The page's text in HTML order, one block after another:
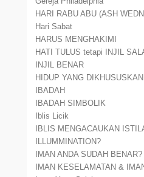
HARI RABU ABU (ASH
Hari Sabat
HARUS MENGHAKIMI
HATI TULUS tetapi INJIL
INJIL BENAR
HIDUP YANG
IBADAH
IBADAH SIMBOLIK
Iblis Licik
IBLIS MENGACAUKAN
ILLUMMINATION?
IMAN ANDA SUDAH BENAR?
IMAN KESELAMATAN &